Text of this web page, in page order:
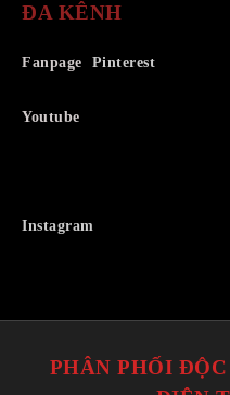
ĐA KÊNH
Fanpage Pinterest
Youtube
Instagram
PHÂN PHỐI